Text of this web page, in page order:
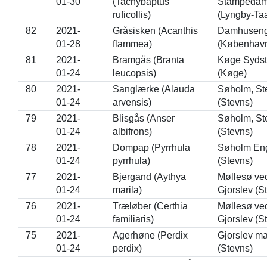
ruficollis)
(Lyngby-
82
2021-
01-28
Gråsisken (Acanthis
flammea)
81
2021-
01-24
Bramgås (Branta
leucopsis)
Køge
(Køge)
80
2021-
01-24
Sanglærke (Alauda
arvensis)
Søholm,
(Stevns)
79
2021-
01-24
Blisgås (Anser
albifrons)
Søholm,
(Stevns)
78
2021-
01-24
Dompap (Pyrrhula
pyrrhula)
Søholm
(Stevns)
77
2021-
01-24
Bjergand (Aythya
marila)
Møllesø
Gjorslev
76
2021-
01-24
Træløber (Certhia
familiaris)
Møllesø
Gjorslev
75
2021-
01-24
Agerhøne (Perdix
perdix)
Gjorslev
(Stevns)